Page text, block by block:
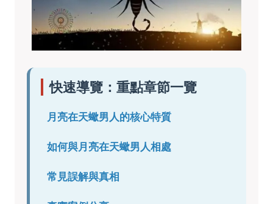
快速導覽：重點章節一覽
月亮在天蠍男人的核心特質
如何與月亮在天蠍男人相處
常見誤解與真相